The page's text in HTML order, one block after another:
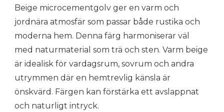
Beige microcementgolv ger en varm och
jordnära atmosfär som passar både rustika och
moderna hem. Denna färg harmoniserar väl
med naturmaterial som trä och sten. Varm beige
är idealisk för vardagsrum, sovrum och andra
utrymmen där en hemtrevlig känsla är
önskvärd. Färgen kan förstärka ett avslappnat
och naturligt intryck.